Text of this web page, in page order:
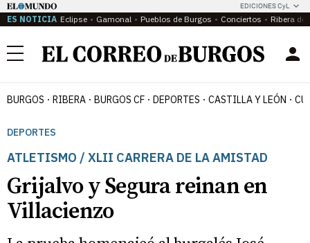
EDICIONES CyL
ES NOTICIA Eclipse Gamonal Pueblos de Burgos Conciertos Ribera del
Menú
BURGOS RIBERA BURGOS CF DEPORTES CASTILLA Y LEÓN
DEPORTES
ATLETISMO / XLII CARRERA DE LA AMISTAD
Grijalvo y Segura reinan en
Villacienzo